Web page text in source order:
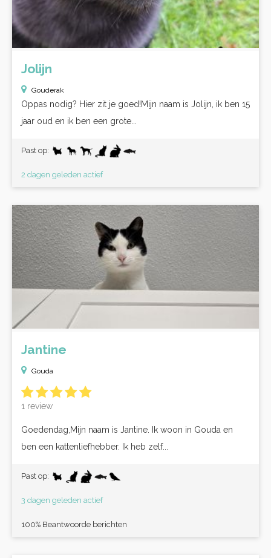
Jolijn
Gouderak
Oppas nodig? Hier zit je goed!Mijn naam is Jolijn, ik ben 15
jaar oud en ik ben een grote...
Past op:
2 dagen geleden actief
Jantine
Gouda
1 review
Goedendag,Mijn naam is Jantine. Ik woon in Gouda en
ben een kattenliefhebber. Ik heb zelf...
Past op:
3 dagen geleden actief
100% Beantwoorde berichten